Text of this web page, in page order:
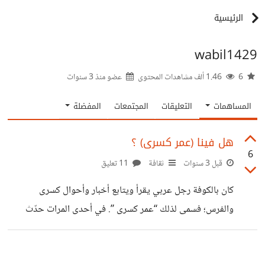
الرئيسية
wabil1429
عضو منذ3 سنوات
المساهمات التعليقات المجتمعات المفضلة
6
هل فينا (عمر كسرى) ؟
قبل 3 سنوات ثقافة
كان بالكوفة رجل عربي يقرأ ويتابع أخبار وأحوال كسرى
والفرس؛ فسمى لذلك “عمر كسرى ”. في أحدى المرات حدّث
الناس عن كسرى ونسائه، فسأله رجل: كم أمهات المؤمنين؟ قال: